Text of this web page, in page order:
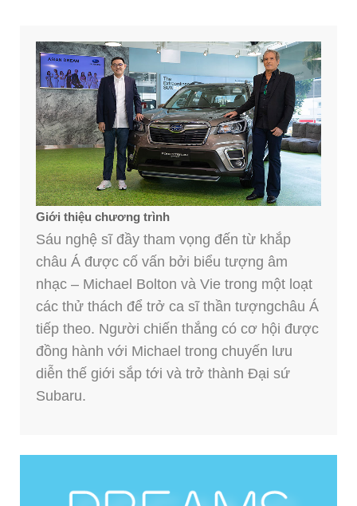
Giới thiệu chương trình
Sáu nghệ sĩ đầy tham vọng đến từ khắp
châu Á được cố vấn bởi biểu tượng âm
nhạc – Michael Bolton và Vie trong một loạt
các thử thách để trở ca sĩ thần tượngchâu Á
tiếp theo. Người chiến thắng có cơ hội được
đồng hành với Michael trong chuyến lưu
diễn thế giới sắp tới và trở thành Đại sứ
Subaru.